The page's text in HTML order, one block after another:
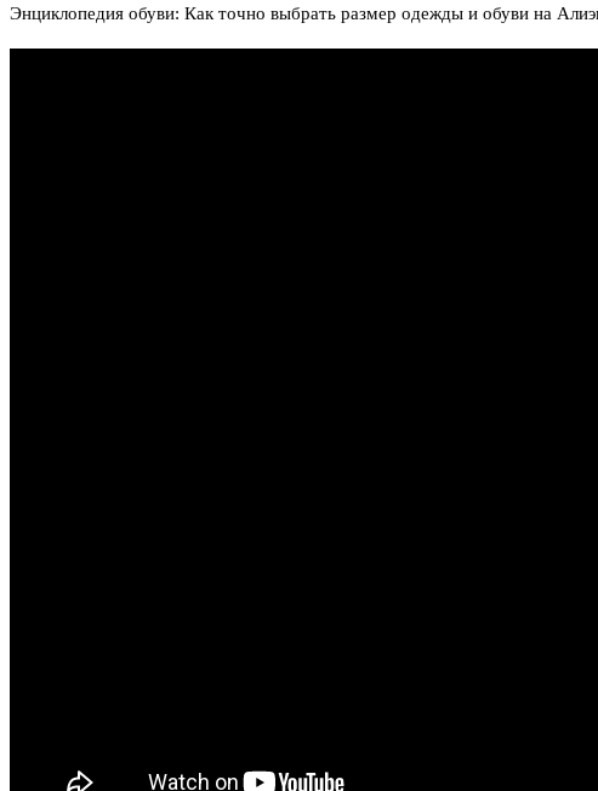
Энциклопедия обуви: Как точно выбрать размер одежды и обуви на